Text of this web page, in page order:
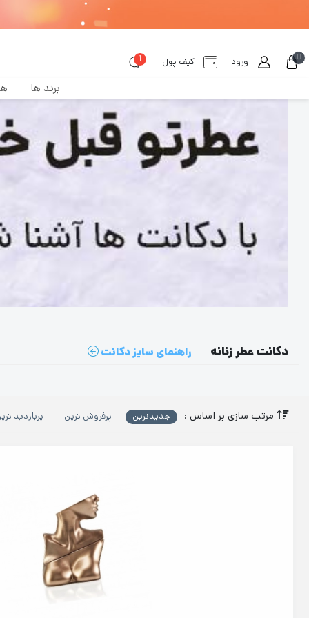
0 ورود کیف پول 1
برند ها
عطر‌امین دکانت عطر و ادکلن اورجینال دکانت عطر زنانه
دکانت عطر زنانه راهنمای سایز دکانت
مرتب سازی بر اساس : جدیدترین پرفروش ترین پربازدید